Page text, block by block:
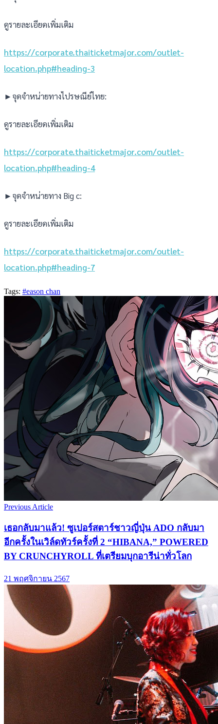
ดูรายละเอียดเพิ่มเติม
https://corporate.thaiticketmajor.com/outlet-
location.php#heading-3
►จุดจำหน่ายทางไปรษณีย์ไทย:
ดูรายละเอียดเพิ่มเติม
https://corporate.thaiticketmajor.com/outlet-
location.php#heading-4
►จุดจำหน่ายทาง Big c:
ดูรายละเอียดเพิ่มเติม
https://corporate.thaiticketmajor.com/outlet-
location.php#heading-7
Tags: #eason chan
Previous Article
เธอกลับมาแล้ว! ซูเปอร์สตาร์ชาวญี่ปุ่น ADO กลับมา
อีกครั้งในเวิล์ดทัวร์ครั้งที่ 2 “HIBANA,” POWERED
BY CRUNCHYROLL ที่เตรียมบุกอารีน่าทั่วโลก
21 พฤศจิกายน 2567